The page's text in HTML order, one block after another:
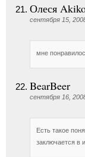
Олеся
сентября 15,
мне
BearBeer
сентября 16,
Есть такое
заключается в